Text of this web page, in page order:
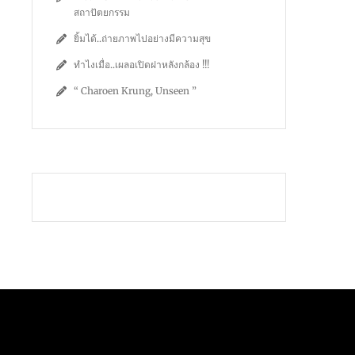
สถาปัตยกรรม
ยิ้มได้..ถ่ายภาพไปอย่างมีความสุข
ทำไงเมื่อ..เผลอเปิดฝาหลังกล้อง !!!
“ Charoen Krung, Unseen ”